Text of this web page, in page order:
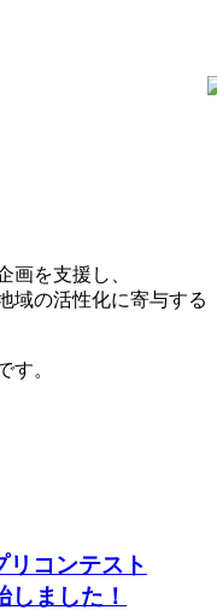
画を支援し、
域の活性化に寄与する
す。
リコンテスト
しました！